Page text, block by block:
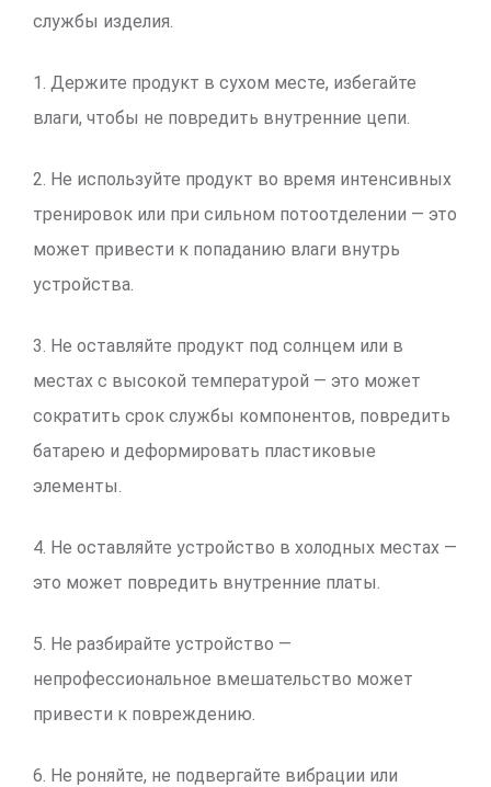
службы изделия.
1. Держите продукт в сухом месте, избегайте
влаги, чтобы не повредить внутренние цепи.
2. Не используйте продукт во время интенсивных
тренировок или при сильном потоотделении — это
может привести к попаданию влаги внутрь
устройства.
3. Не оставляйте продукт под солнцем или в
местах с высокой температурой — это может
сократить срок службы компонентов, повредить
батарею и деформировать пластиковые
элементы.
4. Не оставляйте устройство в холодных местах —
это может повредить внутренние платы.
5. Не разбирайте устройство —
непрофессиональное вмешательство может
привести к повреждению.
6. Не роняйте, не подвергайте вибрации или